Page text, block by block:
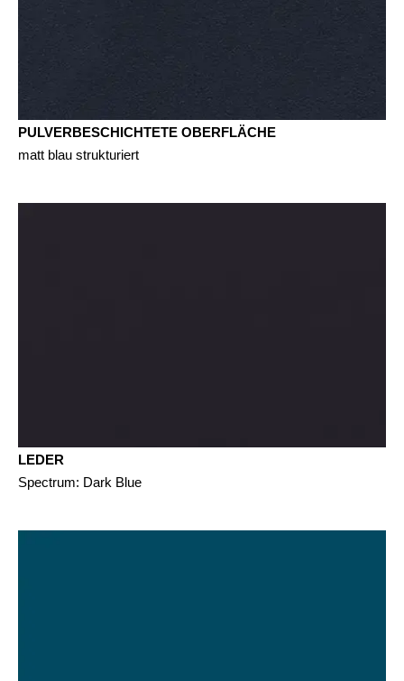
PULVERBESCHICHTETE OBERFLÄCHE
matt blau strukturiert
LEDER
Spectrum: Dark Blue